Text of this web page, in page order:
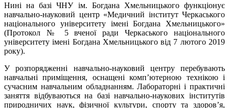
Нині на базі ЧНУ ім. Богдана Хмельницького функціонує
навчально-науковий центр «Медичний інститут Черкаського
національного університету імені Богдана Хмельницького»
(Протокол № 5 вченої ради Черкаського національного
університету імені Богдана Хмельницького від 7 лютого 2019
року).
У розпорядженні навчально-науковий центру перебувають
навчальні приміщення, оснащені комп’ютерною технікою і
сучасним навчальним обладнанням. Лабораторні і практичні
заняття відбуваються на базі навчально-наукових інститутів
природничих наук, фізичної культури, спорту та здоров’я,